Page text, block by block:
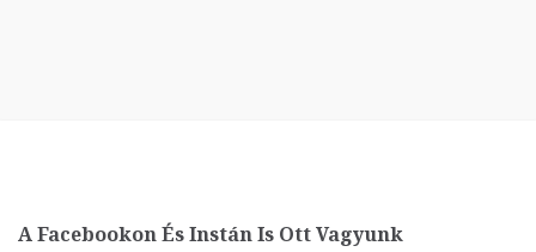
A Facebookon És Instán Is Ott Vagyunk